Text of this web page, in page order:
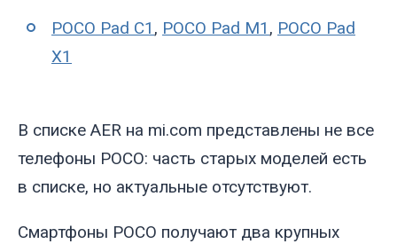
POCO Pad C1 , POCO Pad M1 , POCO Pad
X1
В списке AER на mi.com представлены не все
телефоны POCO: часть старых моделей есть
в списке, но актуальные отсутствуют.
Смартфоны POCO получают два крупных